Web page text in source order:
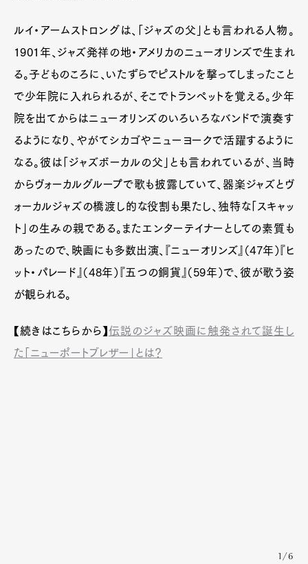
ルイ・アームストロングは、「ジャズの父」とも言われる人物。
1901年、ジャズ発祥の地・アメリカのニューオリンズで生まれ
る。子どものころに、いたずらでピストルを撃ってしまったこと
で少年院に入れられるが、そこでトランペットを覚える。少年
院を出てからはニューオリンズのいろいろなバンドで演奏す
るようになり、やがてシカゴやニューヨークで活躍するように
なる。彼は「ジャズボーカルの父」とも言われているが、当時
からヴォーカルグループで歌も披露していて、器楽ジャズとヴ
ォーカルジャズの橋渡し的な役割も果たし、独特な「スキャッ
ト」の生みの親である。またエンターテイナーとしての素質も
あったので、映画にも多数出演、『ニューオリンズ』（47年）『ヒ
ット・パレード』（48年）『五つの銅貨』（59年）で、彼が歌う姿
が観られる。
【続きはこちらから】 伝説のジャズ映画に触発されて誕生し
た「ニューポートブレザー」とは？
1/6